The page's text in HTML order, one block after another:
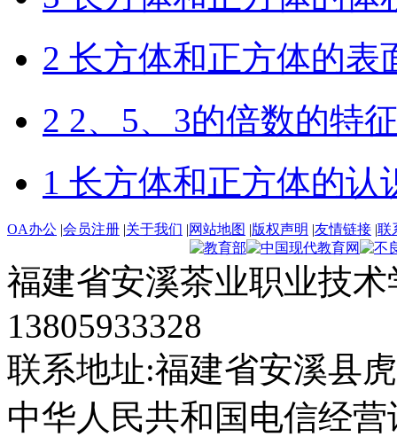
2 长方体和正方体的表
2 2、5、3的倍数的特
1 长方体和正方体的认
OA办公 |会员注册 |关于我们 |网站地图 |版权声明 |友情链接 |联
福建省安溪茶业职业技
13805933328
联系地址:福建省安溪县
中华人民共和国电信经营